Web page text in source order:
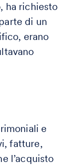
ha richiesto
di un
erano
e
fatture,
l’acquisto